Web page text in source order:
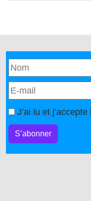
J’ai lu et j’accepte
S’abonner